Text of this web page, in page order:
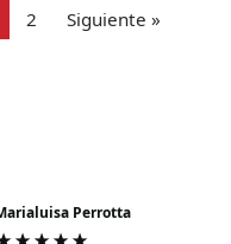
2 Siguiente »
Perrotta